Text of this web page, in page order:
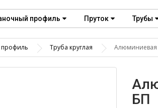
профиль Пруток Трубы
профиль Труба круглая Алюминиевая
БП